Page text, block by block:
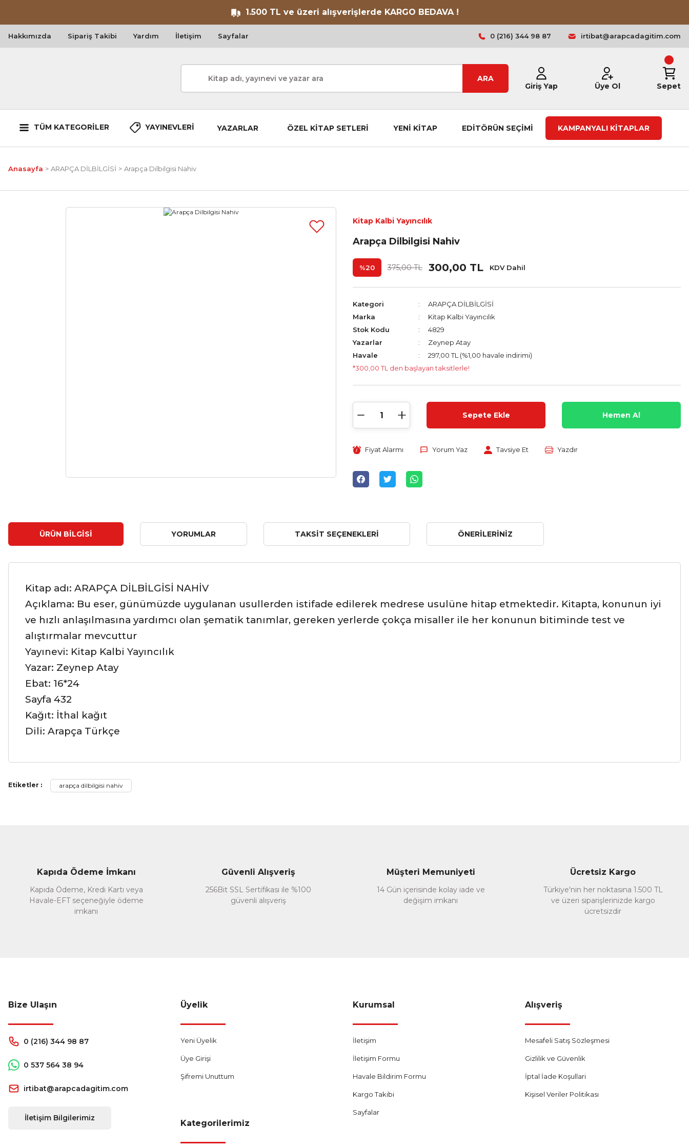
1.500 TL ve üzeri alışverişlerde KARGO BEDAVA !
Hakkımızda Sipariş Takibi Yardım İletişim Sayfalar 0 (216) 344 98 87 irtibat@arapcadagitim.com
ARA
Giriş Yap
Üye Ol Sepet
TÜM KATEGORİLER YAYINEVLERİ YAZARLAR ÖZEL KİTAP SETLERİ YENİ KİTAP EDİTÖRÜN SEÇİMİ KAMPANYALI KİTAPLAR
Anasayfa ARAPÇA DİLBİLGİSİ Arapça Dilbilgisi Nahiv
Kitap Kalbi Yayıncılık
Arapça Dilbilgisi Nahiv
%20 375,00 TL 300,00 TL KDV Dahil
Kategori
ARAPÇA DİLBİLGİSİ
Marka
Kitap Kalbi Yayıncılık
Stok Kodu
4829
Yazarlar
Zeynep Atay
Havale
297,00 TL (%1,00 havale indirimi)
*300,00 TL den başlayan taksitlerle!
Sepete Ekle Hemen Al
Fiyat Alarmı Yorum Yaz Tavsiye Et Yazdır
ÜRÜN BILGISI YORUMLAR TAKSIT SEÇENEKLERI ÖNERILERINIZ
Kitap adı: ARAPÇA DİLBİLGİSİ NAHİV
Açıklama: Bu eser, günümüzde uygulanan usullerden istifade edilerek medrese usulüne hitap etmektedir. Kitapta, konunun iyi
ve hızlı anlaşılmasına yardımcı olan şematik tanımlar, gereken yerlerde çokça misaller ile her konunun bitiminde test ve
alıştırmalar mevcuttur
Yayınevi: Kitap Kalbi Yayıncılık
Yazar: Zeynep Atay
Ebat: 16*24
Sayfa 432
Kağıt: İthal kağıt
Dili: Arapça Türkçe
Bu ürünün fiyat bilgisi, resim, ürün açıklamalarında ve diğer konularda yetersiz gördüğünüz noktaları öneri formunu kullanarak tarafımıza iletebilirsiniz.
Görüş ve önerileriniz için teşekkür ederiz.
Bu ürüne benzer farklı alternatifler olmalı.
Etiketler : arapça dilbilgisi nahiv
Kapıda Ödeme İmkanı
Kapıda Ödeme, Kredi Kartı veya
Havale-EFT seçeneğiyle ödeme
imkanı
Güvenli Alışveriş
256Bit SSL Sertifikası ile %100
güvenli alışveriş
Müşteri Memuniyeti
14 Gün içerisinde kolay iade ve
değişim imkanı
Ücretsiz Kargo
Türkiye'nin her noktasına 1.500 TL
ve üzeri siparişlerinizde kargo
ücretsizdir
Bize Ulaşın
0 (216) 344 98 87
0 537 564 38 94
irtibat@arapcadagitim.com
İletişim Bilgilerimiz
Üyelik
Yeni Üyelik
Üye Girişi
Şifremi Unuttum
Kurumsal
İletişim
İletişim Formu
Havale Bildirim Formu
Kargo Takibi
Sayfalar
Alışveriş
Mesafeli Satış Sözleşmesi
Gizlilik ve Güvenlik
İptal İade Koşullari
Kişisel Veriler Politikası
Kategorilerimiz